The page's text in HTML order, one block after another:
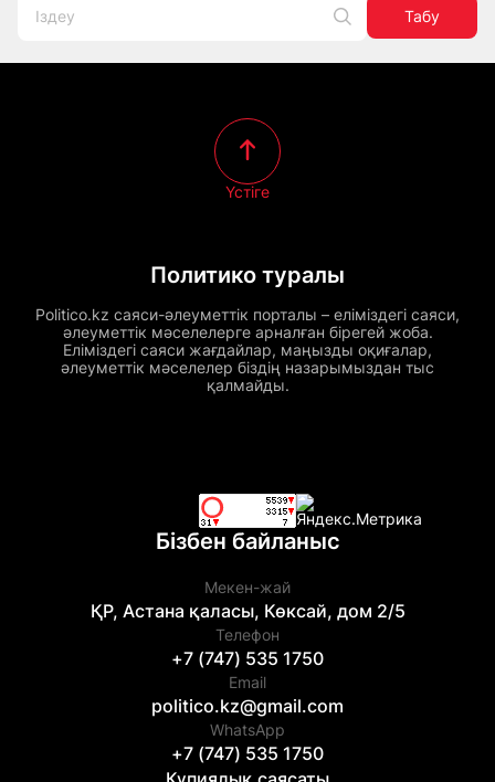
Табу
Политико туралы
Politico.kz саяси-әлеуметтік порталы – еліміздегі саяси,
әлеуметтік мәселелерге арналған бірегей жоба.
Еліміздегі саяси жағдайлар, маңызды оқиғалар,
әлеуметтік мәселелер біздің назарымыздан тыс
қалмайды.
Үстіге
Бізбен байланыс
Мекен-жай
ҚР, Астана қаласы, Көксай, дом 2/5
Телефон
+7 (747) 535 1750
Email
politico.kz@gmail.com
WhatsApp
+7 (747) 535 1750